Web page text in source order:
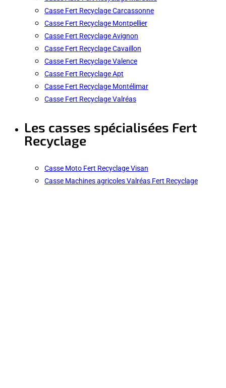
Casse Fert Recyclage Carcassonne
Casse Fert Recyclage Montpellier
Casse Fert Recyclage Avignon
Casse Fert Recyclage Cavaillon
Casse Fert Recyclage Valence
Casse Fert Recyclage Apt
Casse Fert Recyclage Montélimar
Casse Fert Recyclage Valréas
Les casses spécialisées Fert
Recyclage
Casse Moto Fert Recyclage Visan
Casse Machines agricoles Valréas Fert Recyclage